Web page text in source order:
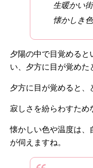
生暖かい
懐かしき
夕陽の中で目覚めると
い、夕方に目が覚めた
夕方に目が覚めると、
寂しさを紛らわすため
懐かしい色や温度は、
が伺えますね。